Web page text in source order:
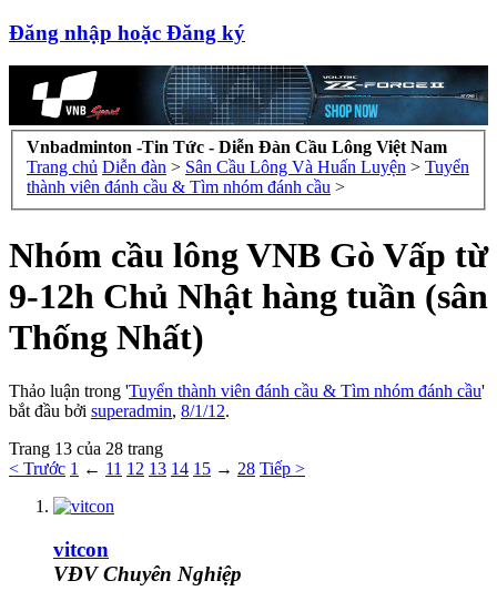
Đăng nhập hoặc Đăng ký
Vnbadminton -Tin Tức - Diễn Đàn Cầu Lông Việt Nam
Trang chủ Diễn đàn > Sân Cầu Lông Và Huấn Luyện > Tuyển
thành viên đánh cầu & Tìm nhóm đánh cầu >
Nhóm cầu lông VNB Gò Vấp từ
9-12h Chủ Nhật hàng tuần (sân
Thống Nhất)
Thảo luận trong 'Tuyển thành viên đánh cầu & Tìm nhóm đánh cầu'
bắt đầu bởi superadmin, 8/1/12.
Trang 13 của 28 trang
< Trước 1 ← 11 12 13 14 15 → 28 Tiếp >
vitcon
VĐV Chuyên Nghiệp